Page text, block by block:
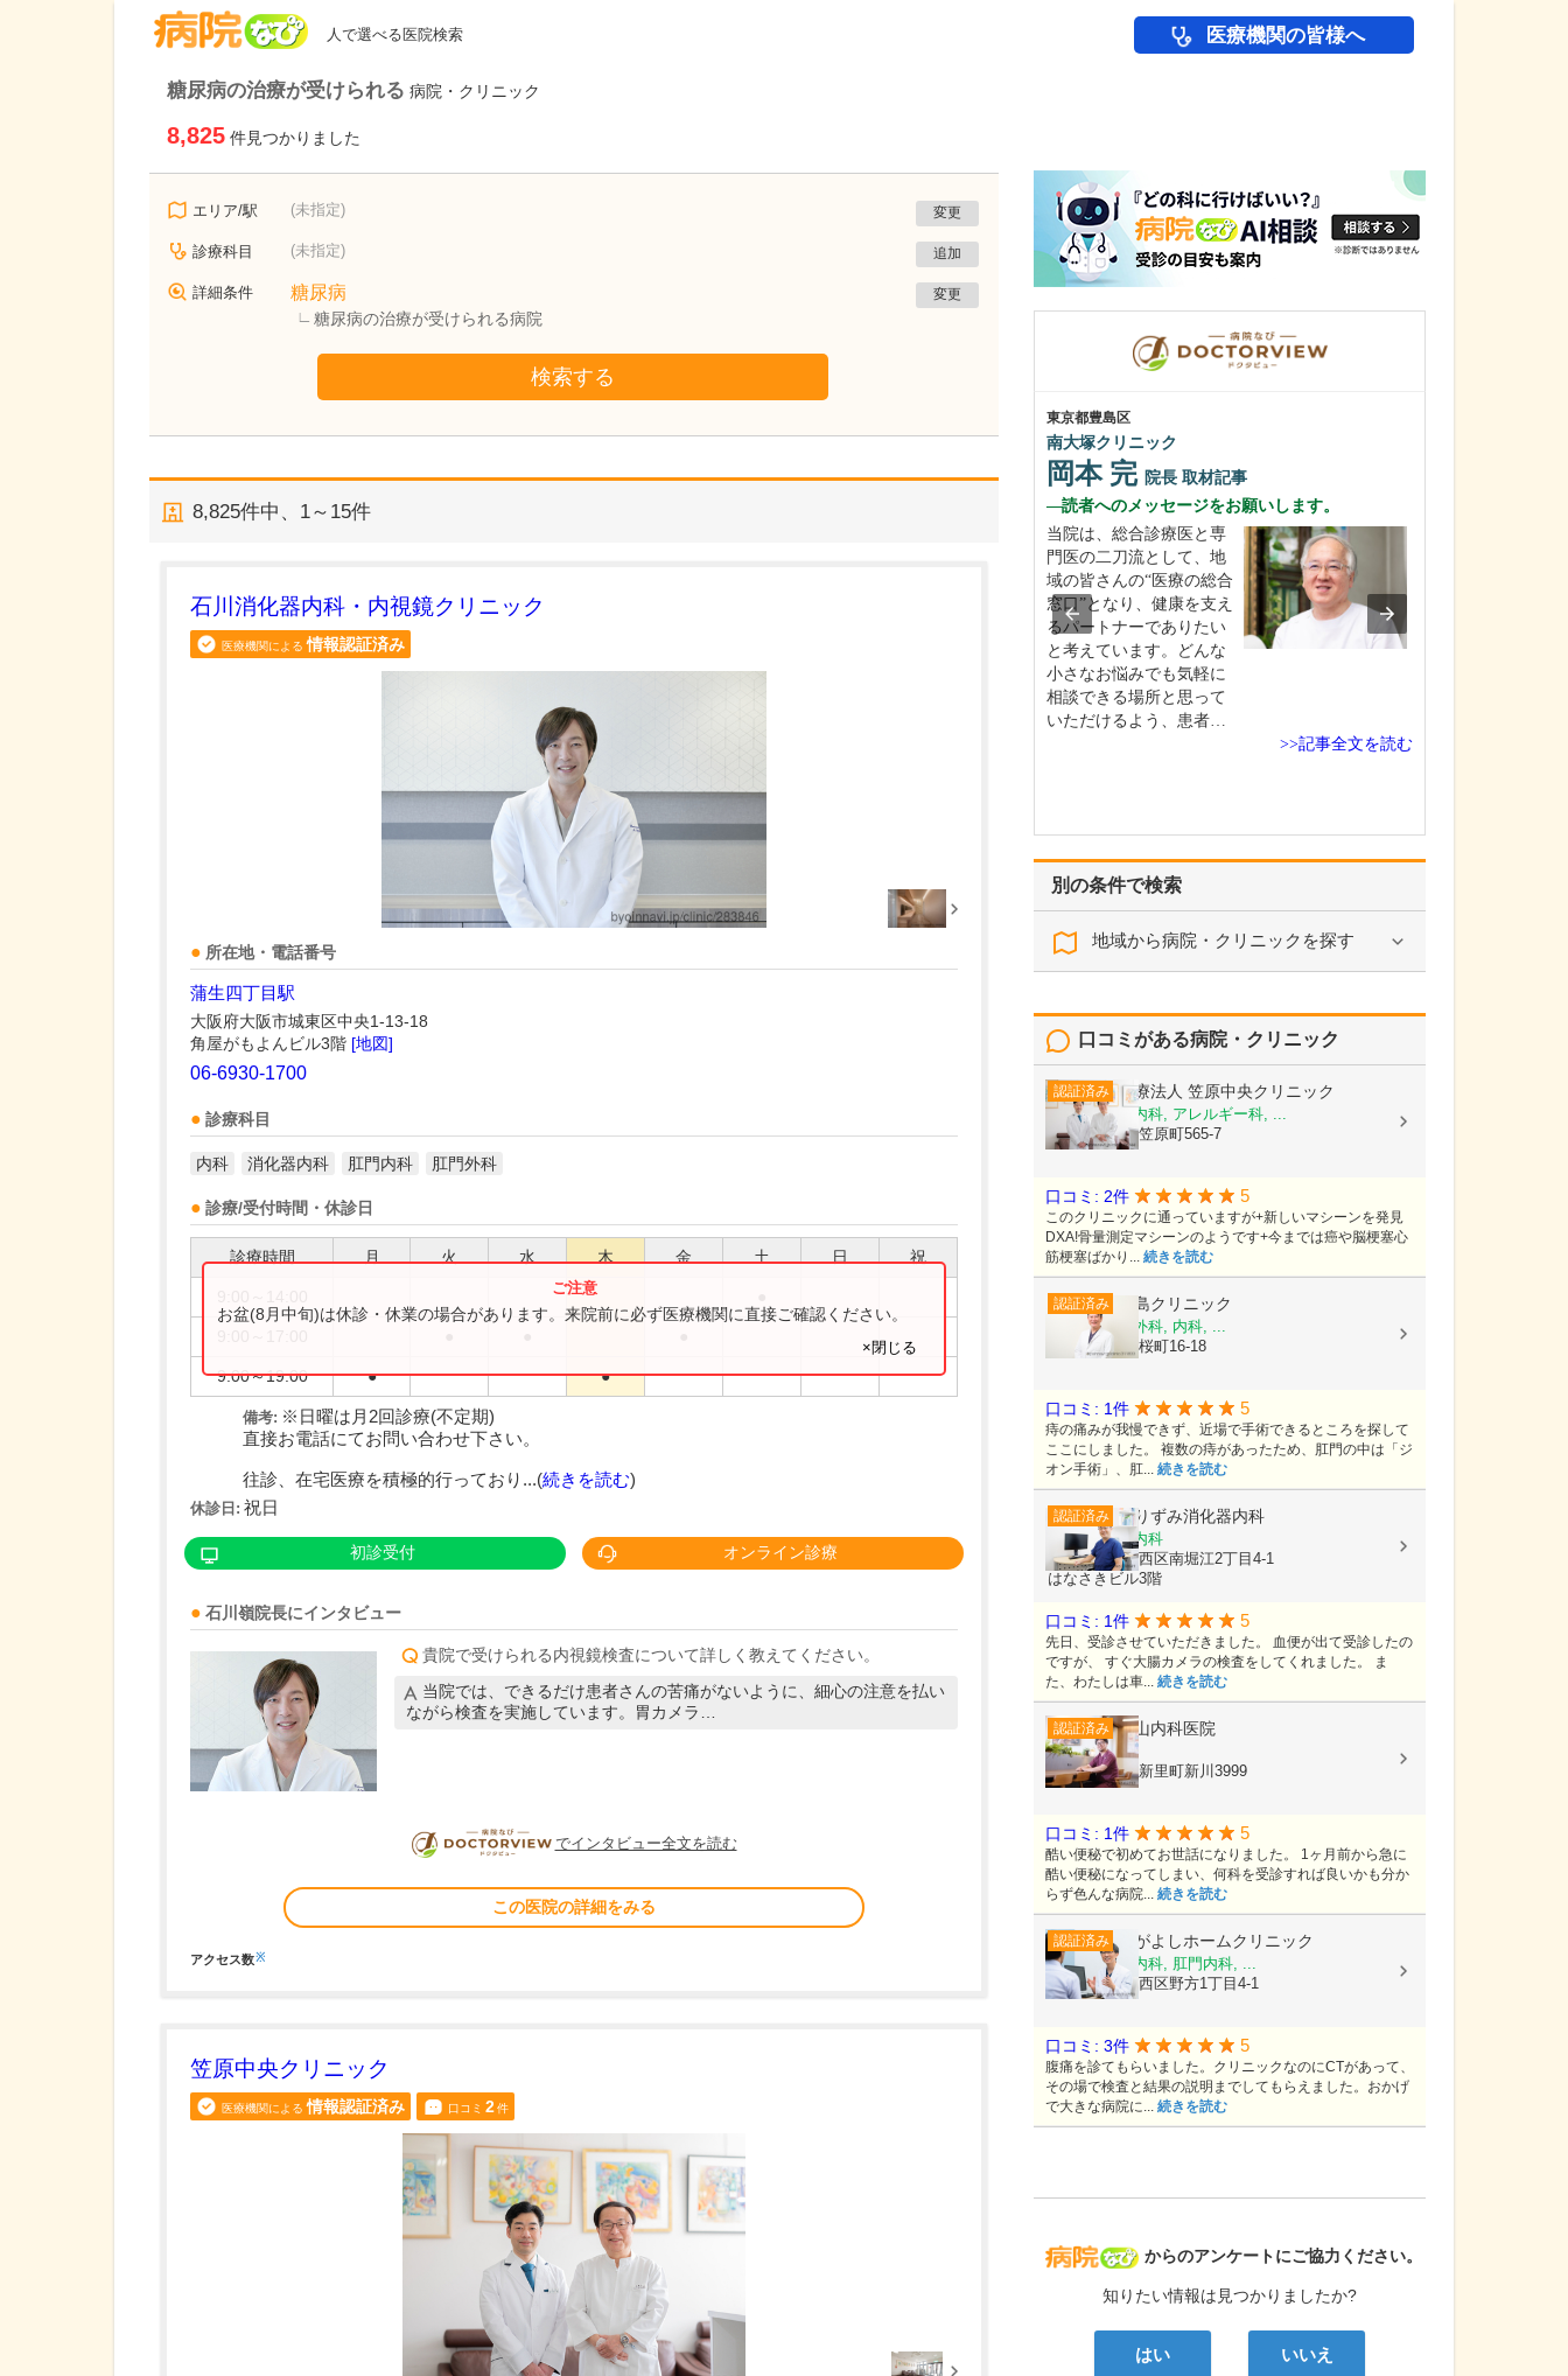
人で選べる医院検索 医療機関の皆様へ
糖尿病の治療が受けられる 病院・クリニック
8,825 件見つかりました
エリア/駅 (未指定) 変更
診療科目 (未指定) 追加
詳細条件 糖尿病
糖尿病の治療が受けられる病院
変更
検索する
8,825件中、 1～15件
石川消化器内科・内視鏡クリニック
医療機関による 情報認証済み
所在地・電話番号
蒲生四丁目駅
大阪府大阪市城東区中央1-13-18
角屋がもよんビル3階 [地図]
06-6930-1700
診療科目
内科 消化器内科 肛門内科 肛門外科
診療/受付時間・休診日
診療時間 月 火 水 木 金 土 日 祝
9:00～19:00 ● ●
お盆(8月中旬)は休診・休業の場合があります。来院前に必ず医療機関に直接ご確認ください。
×閉じる
備考: ※日曜は月2回診療(不定期)
直接お電話にてお問い合わせ下さい。
往診、在宅医療を積極的行っており...(続きを読む)
休診日: 祝日
初診受付 オンライン診療
石川嶺院長にインタビュー
貴院で受けられる内視鏡検査について詳しく教えてください。
当院では、できるだけ患者さんの苦痛がないように、細心の注意を払い
ながら検査を実施しています。胃カメラ…
DOCTORVIEW
でインタビュー全文を読む
この医院の詳細をみる
アクセス数※
笠原中央クリニック
医療機関による 情報認証済み 口コミ 2件
別の条件で検索
地域から病院・クリニックを探す
病院なび
からのアンケートにご協力ください。
知りたい情報は見つかりましたか?
はい いいえ
口コミがある病院・クリニック
認証済み 医療法人 笠原中央クリニック
内科, 糖尿病内科, アレルギー科, ...
茨城県水戸市笠原町565-7
口コミ: 2件 5
このクリニックに通っていますが+新しいマシーンを発見
DXA!骨量測定マシーンのようです+今までは癌や脳梗塞心
筋梗塞ばかり... 続きを読む
認証済み 尾島クリニック
消化器内科, 外科, 内科, ...
富山県射水市桜町16-18
口コミ: 1件 5
痔の痛みが我慢できず、近場で手術できるところを探して
ここにしました。 複数の痔があったため、肛門の中は「ジ
オン手術」、肛... 続きを読む
認証済み ありずみ消化器内科
内科, 消化器内科
大阪府大阪市西区南堀江2丁目4-1
はなさきビル3階
口コミ: 1件 5
先日、受診させていただきました。 血便が出て受診したの
ですが、 すぐ大腸カメラの検査をしてくれました。 ま
た、わたしは車... 続きを読む
認証済み 下山内科医院
内科
群馬県桐生市新里町新川3999
口コミ: 1件 5
酷い便秘で初めてお世話になりました。 1ヶ月前から急に
酷い便秘になってしまい、何科を受診すれば良いかも分か
らず色んな病院... 続きを読む
認証済み ながよしホームクリニック
内科, 消化器内科, 肛門内科, ...
福岡県福岡市西区野方1丁目4-1
口コミ: 3件 5
腹痛を診てもらいました。クリニックなのにCTがあって、
その場で検査と結果の説明までしてもらえました。おかげ
で大きな病院に... 続きを読む
東京都豊島区
南大塚クリニック
岡本 完 院長 取材記事
読者へのメッセージをお願いします。
当院は、総合診療医と専
門医の二刀流として、地
域の皆さんの“医療の総合
窓口”となり、健康を支え
るパートナーでありたい
と考えています。どんな
小さなお悩みでも気軽に
相談できる場所と思って
いただけるよう、患者…
>>記事全文を読む
モモ・メディカル・クリニック
百瀬 隆二院長取材記事
限りません。これまでに
つか…